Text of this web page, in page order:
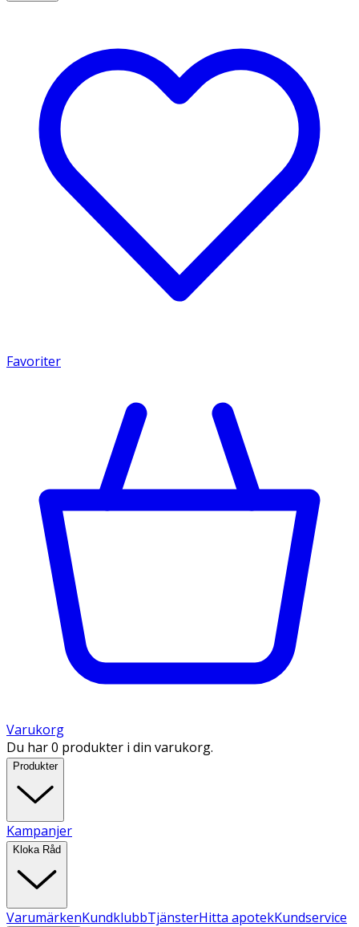
Favoriter
Varukorg
Du har 0 produkter i din varukorg.
Produkter
Kampanjer
Kloka Råd
VarumärkenKundklubbTjänsterHitta apotekKundservice